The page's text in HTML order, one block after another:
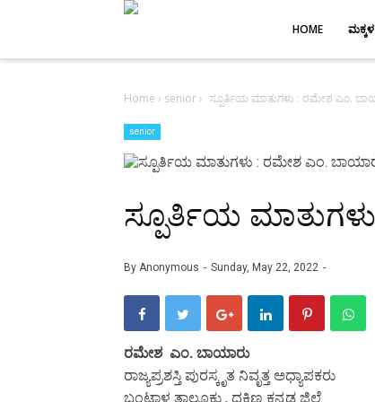
HOME ಮಕ್ಕಳ
Home › senior› ಸ್ಪೂರ್ತಿಯ ಮಾತುಗಳು : ರಮೇಶ ಎಂ.
senior
ಸ್ಪೂರ್ತಿಯ
By Anonymous Sunday, May 22, 2022
ರಮೇಶ ಎಂ. ಬಾಯಾರು
ರಾಜ್ಯಪ್ರಶಸ್ತಿ ಪುರಸ್ಕೃತ ನಿವೃತ್ತ ಅಧ್ಯಾಪಕರು
ಬಂಟ್ವಾಳ ತಾಲೂಕು , ದಕ್ಷಿಣ ಕನ್ನಡ ಜಿಲ್ಲೆ